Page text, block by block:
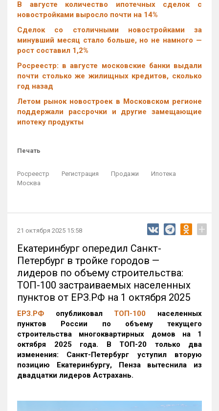
В августе количество ипотечных сделок с
новостройками выросло почти на 14%
Cделок со столичными новостройками за
минувший месяц стало больше, но не намного —
рост составил 1,2%
Росреестр: в августе московские банки выдали
почти столько же жилищных кредитов, сколько
год назад
Летом рынок новостроек в Московском регионе
поддержали рассрочки и другие замещающие
ипотеку продукты
Печать
Росреестр Регистрация Продажи
Ипотека
Москва
21 октября 2025 15:58 +
Екатеринбург опередил Санкт-
Петербург в тройке городов —
лидеров по объему строительства:
ТОП-100 застраиваемых населенных
пунктов от ЕРЗ.РФ на 1 октября 2025
ЕРЗ.РФ опубликовал ТОП-100 населенных
пунктов России по объему текущего
строительства многоквартирных домов на 1
октября 2025 года. В ТОП-20 только два
изменения: Санкт-Петербург уступил вторую
позицию Екатеринбургу, Пенза вытеснила из
двадцатки лидеров Астрахань.